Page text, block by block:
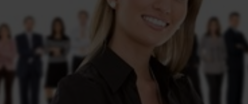
Sittard
Venray
Noord-Limburg
Midden-Limburg
Zuid-Limburg